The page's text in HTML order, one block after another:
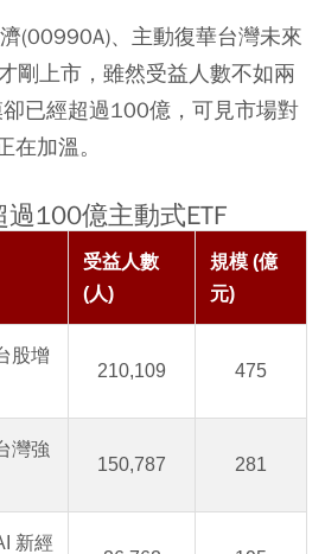
(00990A)、主動復華台灣未來
剛上市，雖然受益人數不如兩
已經超過100億，可見市場對
在加溫。
100億主動式ETF
受益人數
(人)
規模 (億
元)
股增
210,109 475
灣強
150,787 281
新經